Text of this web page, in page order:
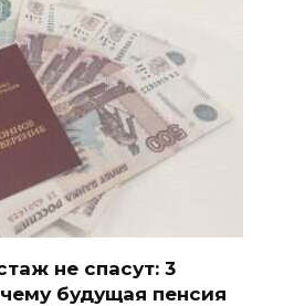
не спасут: 3
будущая пенсия